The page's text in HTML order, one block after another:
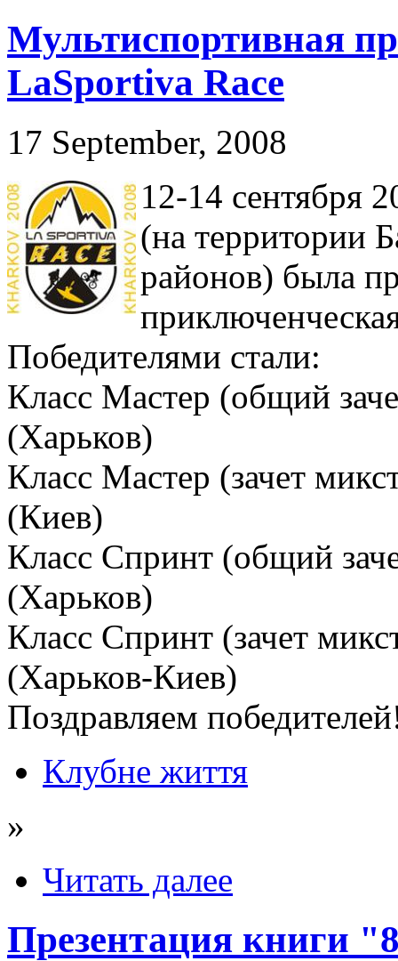
Мультиспортивная
LaSportiva Race
17 September, 2008
12-14 сентября
(на территории
районов) была
Победителями стали:
Класс Мастер (общий
(Харьков)
Класс Мастер (зачет
(Киев)
Класс Спринт (общий
(Харьков)
Класс Спринт (зачет
(Харьков-Киев)
Поздравляем
Клубне життя
»
Читать далее
Презентация книги